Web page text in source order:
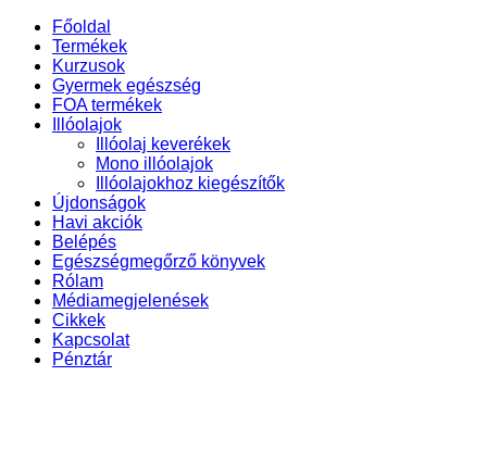
Főoldal
Termékek
Kurzusok
Gyermek egészség
FOA termékek
Illóolajok
Illóolaj keverékek
Mono illóolajok
Illóolajokhoz kiegészítők
Újdonságok
Havi akciók
Belépés
Egészségmegőrző könyvek
Rólam
Médiamegjelenések
Cikkek
Kapcsolat
Pénztár